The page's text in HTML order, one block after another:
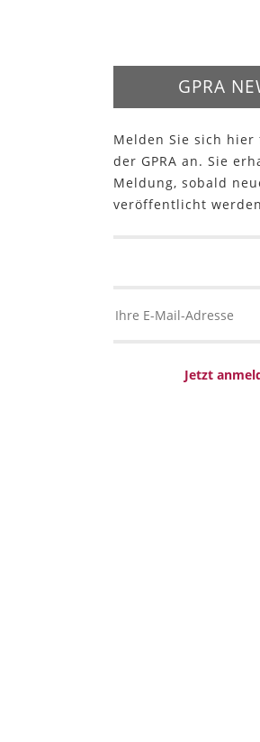
GPRA
Melden Sie sich hier
der GPRA an. Sie
Meldung, sobald
veröffentlicht